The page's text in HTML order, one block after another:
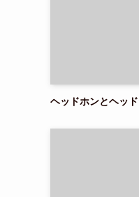
ヘッドホンとヘッ